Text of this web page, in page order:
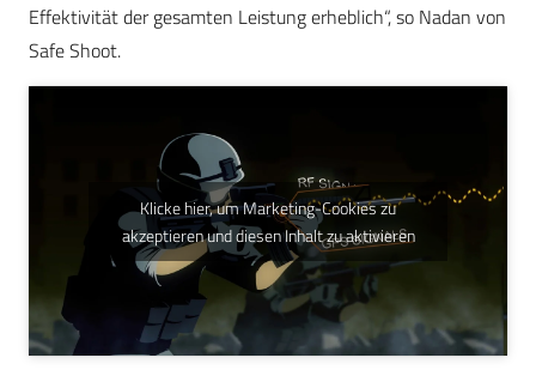
Effektivität der gesamten Leistung erheblich“, so Nadan von
Safe Shoot.
Klicke hier, um Marketing-Cookies zu
akzeptieren und diesen Inhalt zu aktivieren